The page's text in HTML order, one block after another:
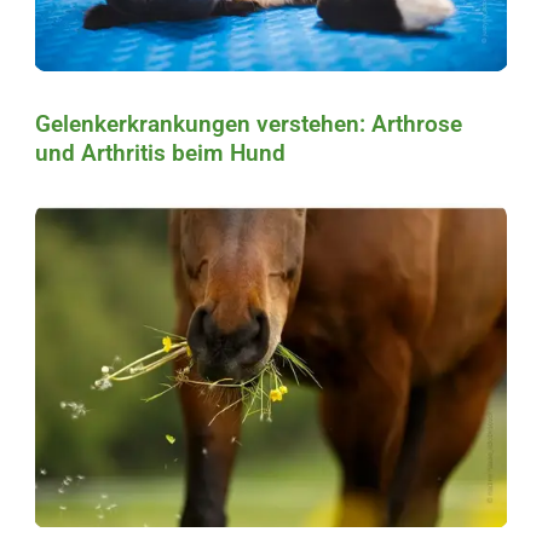
Gelenkerkrankungen verstehen: Arthrose
und Arthritis beim Hund